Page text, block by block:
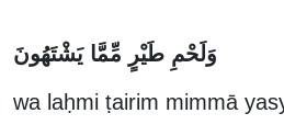
وَلَحْمِ طَيْرٍ مِّمَّا يَشْتَهُونَ
wa laḥmi ṭairim mimmā